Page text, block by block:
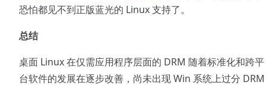
恐怕都见不到正版蓝光的 Linux 支持了。
总结
桌面 Linux 在仅需应用程序层面的 DRM 随着标准化和跨平
台软件的发展在逐步改善，尚未出现 Win 系统上过分 DRM